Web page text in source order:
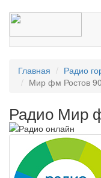
Главная Радио
Мир фм Ростов
Радио Мир